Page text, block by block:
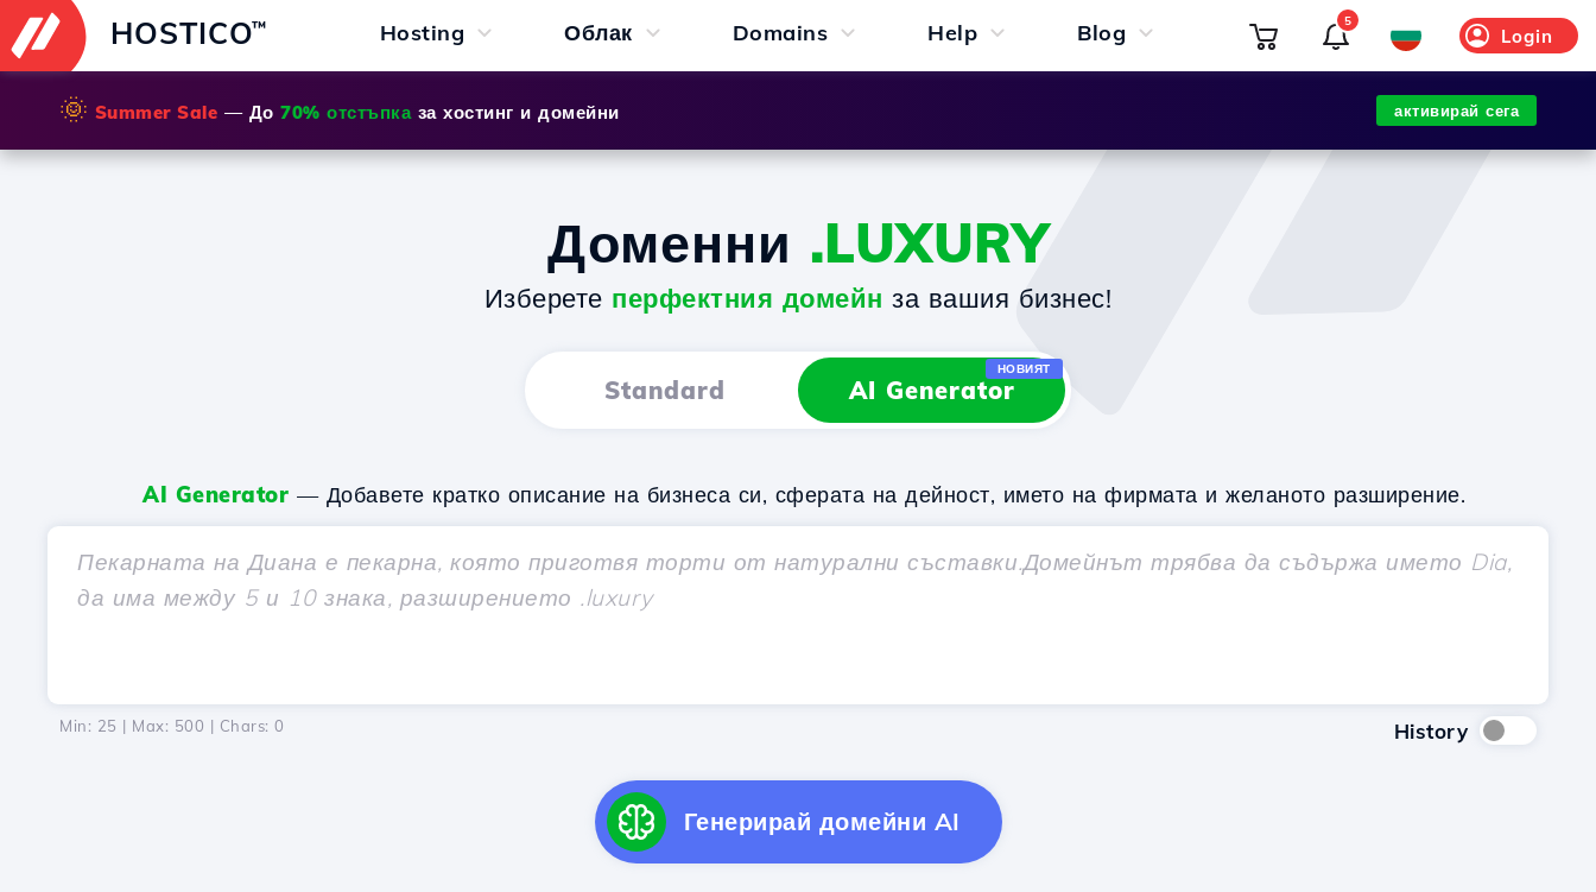
HOSTICO™ Hosting Облак Domains Help Blog Login
5
🌞 Summer Sale — До 70% отстъпказа хостинг и домейни активирай сега
Доменни .LUXURY
Изберете перфектния домейн за вашия бизнес!
Standard AI Generator
НОВИЯТ
AI Generator — Добавете кратко описание на бизнеса си, сферата на дейност, името на фирмата и желаното разширение.
Min: 25 | Max: 500 | Chars: 0 History
Генерирай домейни AI